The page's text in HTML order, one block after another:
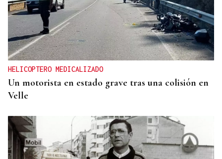
HELICOPTERO MEDICALIZADO
Un motorista en estado grave tras una colisión en
Velle